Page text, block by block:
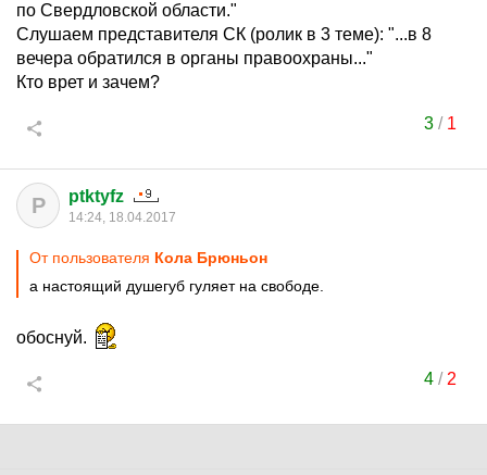
по Свердловской области."
Слушаем представителя СК (ролик в 3 теме): "...в 8
вечера обратился в органы правоохраны..."
Кто врет и зачем?
3/ 1
P ptktyfz
14:24, 18.04.2017
От пользователя Кола Брюньон
а настоящий душегуб гуляет на свободе.
обоснуй.
4/ 2